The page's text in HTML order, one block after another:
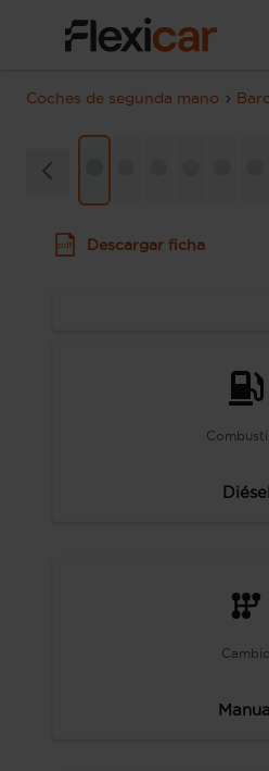
Coches de segunda mano
Descargar ficha
Diésel
Cambio